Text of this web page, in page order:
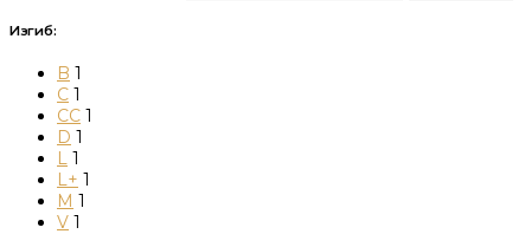
Изгиб:
B 1
C 1
CC 1
D 1
L 1
L+ 1
M 1
V 1